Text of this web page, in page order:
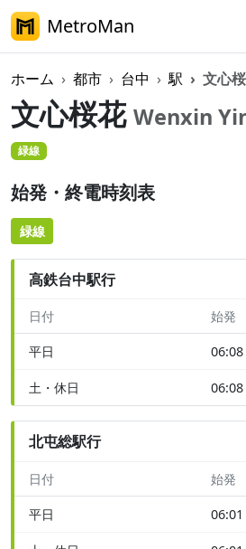
MetroMan
ホーム 都市 台中 駅 文心
文心桜花 Wenxin
緑線
始発・終電時刻表
緑線
高鉄台中駅行
日付 始発
平日 06:08
土・休日 06:08
北屯総駅行
日付 始発
平日 06:01